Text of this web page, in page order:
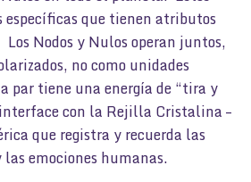
específicas que tienen atributos
Nodos y Nulos operan juntos,
no como unidades
par tiene una energía de “tira y
con la Rejilla Cristalina –
que registra y recuerda las
las emociones humanas.